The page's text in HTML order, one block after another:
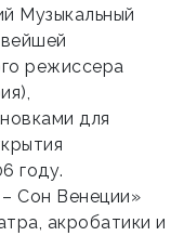
Музыкальный
режиссера
для
году.
Сон Венеции»
акробатики и